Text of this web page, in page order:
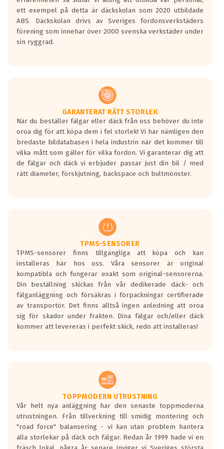
ett exempel på detta är däckskolan som 2020 utbildade
ABS. Däckskolan drivs av Sveriges fordonsverkstäders
förening som innehar över 2000 svenska verkstäder under
sin ryggrad.
GARANTERAT RÄTT STORLEK
När du beställer fälgar eller däck från oss behöver du inte
oroa dig för att köpa dem i fel storlek! Vi har nämligen den
bredaste bildatabasen i hela industrin när det kommer till
vilka mått som gäller för vilka fordon. Vi garanterar dig att
de fälgar och däck vi erbjuder passar just din bil / med
rätt diameter, förskjutning, backspace och bultmönster.
TPMS-SENSORER
TPMS-sensorer finns tillgängliga att köpa och kan
installeras här hos oss. Våra sensorer är original
kompatibla och fungerar exakt som original-sensorerna.
Din beställning skickas från vår dedikerade däck- och
fälganläggning och försäkras i förpackningar certifierade
av transportör. Det finns alltså ingen anledning att oroa
sig för skador under frakten. Dina fälgar och/eller däck
kommer att levereras i perfekt skick, redo att installeras!
TOPPMODERN UTRUSTNING
Vår helt nya anläggning har den senaste toppmoderna
utrustningen. Från tillverkning till smidig montering och
"road force" balansering - vi kan utan problem hantera
alla storlekar på däck och fälgar. Redan år 1999 hade vi en